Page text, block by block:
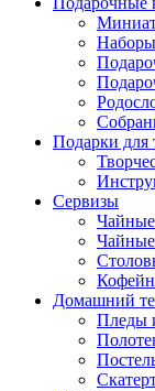
Подарки для
Cервизы
Домашний
Пледы